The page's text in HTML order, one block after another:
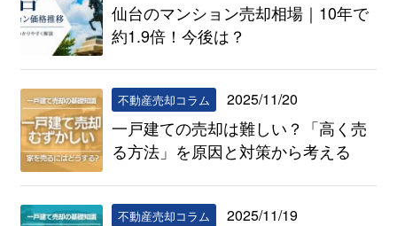
仙台のマンション売却相場｜10年で
約1.9倍！今後は？
不動産売却コラム 2025/11/20
一戸建ての売却は難しい？「高く売
る方法」を原因と対策から考える
不動産売却コラム 2025/11/19